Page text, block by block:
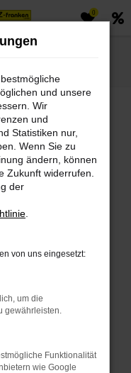
0
vom
für
und unsere
Wir
und
Statistiken nur,
Wenn Sie zu
ändern, können
Zukunft widerrufen.
der
von uns eingesetzt:
um die
gewährleisten.
Funktionalität
wie Google